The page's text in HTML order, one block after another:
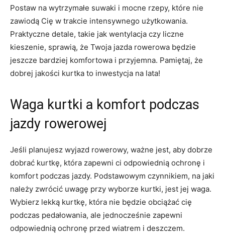
Postaw na wytrzymałe suwaki i mocne rzepy, które‌ nie
zawiodą Cię w trakcie intensywnego użytkowania.
Praktyczne detale, takie jak wentylacja czy liczne
kieszenie, sprawią, że Twoja jazda rowerowa będzie
jeszcze bardziej komfortowa i przyjemna. Pamiętaj, że
‌dobrej ⁣jakości kurtka to inwestycja na lata!
Waga kurtki a komfort podczas
jazdy rowerowej
Jeśli planujesz wyjazd rowerowy, ważne ⁢jest, aby dobrze
dobrać kurtkę, która zapewni ci odpowiednią ochronę ⁢i
komfort podczas jazdy. Podstawowym ‍czynnikiem, na ‍jaki
należy zwrócić uwagę przy wyborze⁣ kurtki, jest jej waga.
Wybierz lekką ‍kurtkę,⁢ która‌ nie będzie obciążać cię
‌podczas pedałowania, ale jednocześnie zapewni
odpowiednią ochronę przed wiatrem i deszczem.